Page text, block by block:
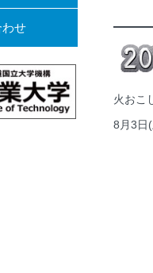
火おこ
8月3日
わせ